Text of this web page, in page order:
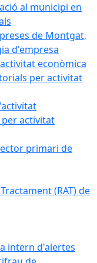
al municipi en
de Montgat,
d'empresa
econòmica
per activitat
activitat
primari de
(RAT) de
intern d'alertes